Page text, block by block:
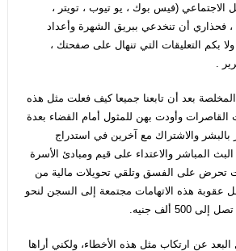
الاجتماعي (فيس بوك ، يو تيوب ، تويتر ،
، فحذاري أن تنخدعي ببريق الشهرة وأعداد
ولا بكم التعليقات التي تنهال على صفحتك ،
.
بعد أن تابعنا جميعا كيف فعلت مثل هذه
القاصرات وأودت بهن للمثول أمام القضاء بعدة
بالبشر والاشتراك مع آخرين في استدراج
البث المباشر والاعتداء على قيم ومبادئ الأسرة
تحرض على الفسق وتلقي تحويلات مالية من
عقوبة هذه الاتهامات مجتمعة إلى السجن لنحو
ألف جنيه.
عن ارتكاب مثل هذه الأخطاء، ولكني أراها